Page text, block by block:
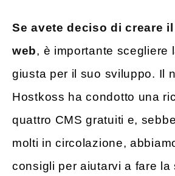
Se avete deciso di creare
web, è importante scegliere
giusta per il suo sviluppo. Il
Hostkoss ha condotto una
quattro CMS gratuiti e,
molti in circolazione,
consigli per aiutarvi a fare la